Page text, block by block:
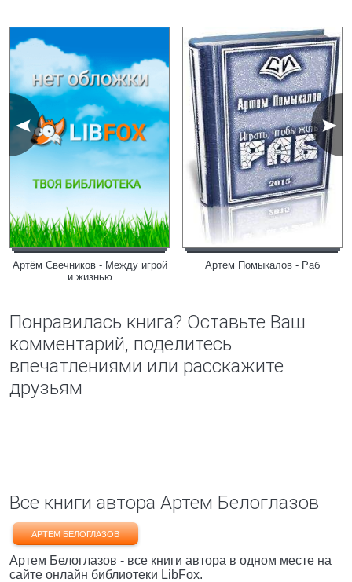
Артём Свечников - Между игрой
и жизнью
Артем Помыкалов - Раб
Понравилась книга? Оставьте Ваш
комментарий, поделитесь
впечатлениями или расскажите
друзьям
Все книги автора Артем Белоглазов
АРТЕМ БЕЛОГЛАЗОВ
Артем Белоглазов - все книги автора в одном месте на
сайте онлайн библиотеки LibFox.